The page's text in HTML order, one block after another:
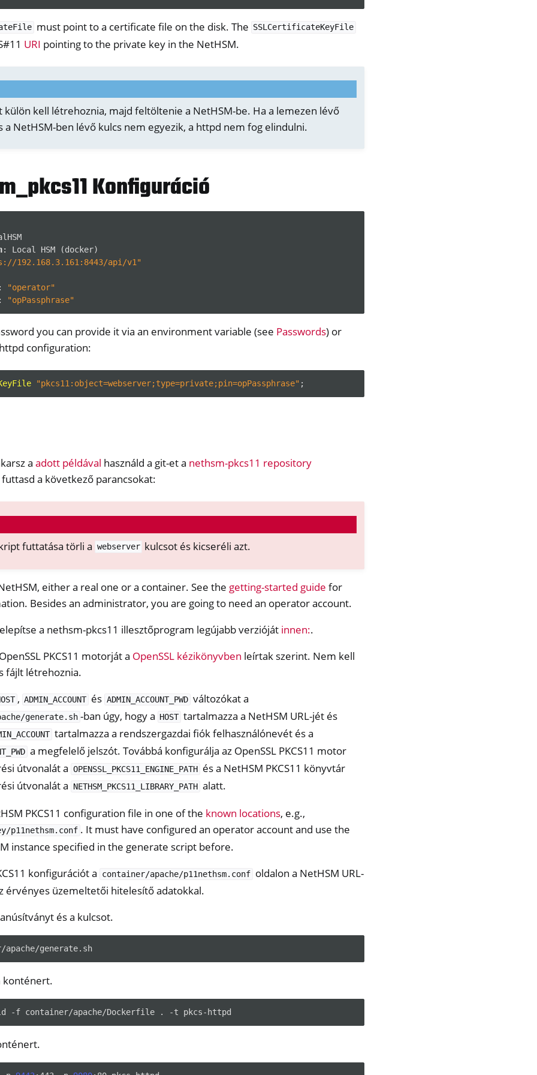
NW750
must point to a certificate file on the disk. The SSLCertificateKeyFile
URI pointing to the private key in the NetHSM.
külön kell létrehoznia, majd feltöltenie a NetHSM-be. Ha a lemezen lévő
a NetHSM-ben lévő kulcs nem egyezik, a httpd nem fog elindulni.
Konfiguráció
:
Local HSM (docker)
192.168.3.161:8443/api/v1"
"operator"
"opPassphrase"
you can provide it via an environment variable (see Passwords) or
configuration:
"pkcs11:object=webserver;type=private;pin=opPassphrase"
a adott példával használd a git-et a nethsm-pkcs11 repository
a következő parancsokat:
futtatása törli a webserver kulcsot és kicseréli azt.
either a real one or a container. See the getting-started guide for
Besides an administrator, you are going to need an operator account.
a nethsm-pkcs11 illesztőprogram legújabb verzióját innen:.
PKCS11 motorját a OpenSSL kézikönyvben leírtak szerint. Nem kell
fájlt létrehoznia.
, ADMIN_ACCOUNT és ADMIN_ACCOUNT_PWD változókat a
generate.sh -ban úgy, hogy a HOST tartalmazza a NetHSM URL-jét és
tartalmazza a rendszergazdai fiók felhasználónevét és a
a megfelelő jelszót. Továbbá konfigurálja az OpenSSL PKCS11 motor
útvonalát a OPENSSL_PKCS11_ENGINE_PATH és a NetHSM PKCS11 könyvtár
útvonalát a
NETHSM_PKCS11_LIBRARY_PATH alatt.
PKCS11 configuration file in one of the known locations, e.g.,
p11nethsm.conf . It must have configured an operator account and use the
instance specified in the generate script before.
konfigurációt a
container/apache/p11nethsm.conf oldalon a NetHSM URL-
érvényes üzemeltetői hitelesítő adatokkal.
és a kulcsot.
konténert.
-f container/apache/Dockerfile . -t